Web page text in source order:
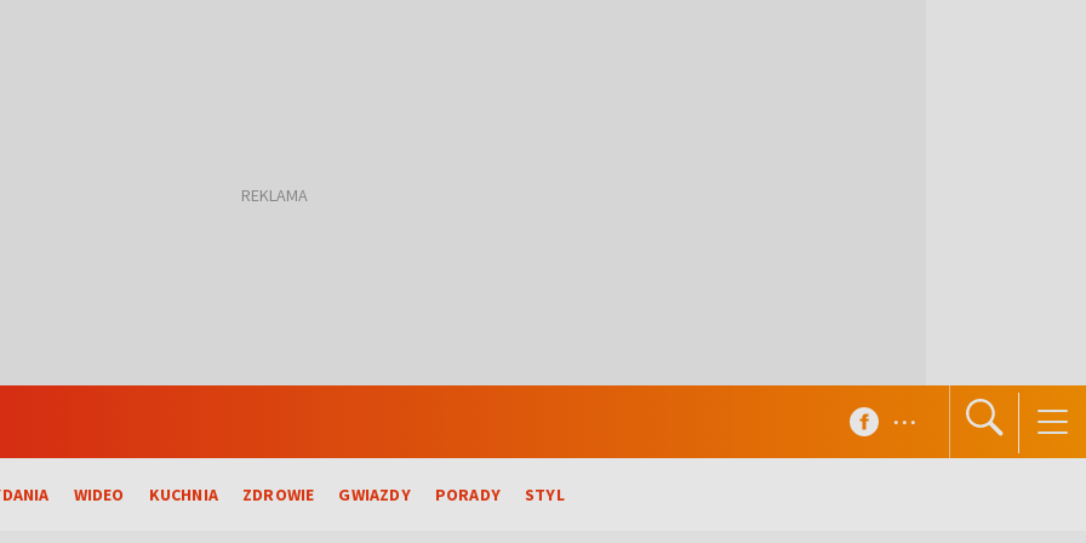
WIDEO KUCHNIA ZDROWIE GWIAZDY PORADY STYL
...